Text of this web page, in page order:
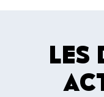
LES